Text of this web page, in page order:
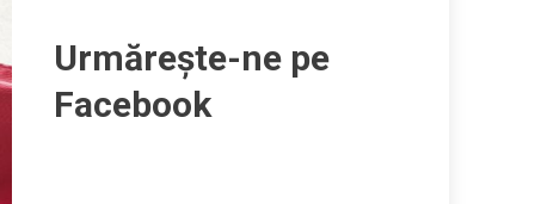
Urmărește-ne pe
Facebook